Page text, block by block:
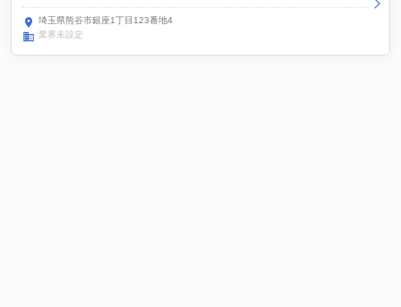
埼玉県熊谷市銀座1丁目123番地4
業界未設定